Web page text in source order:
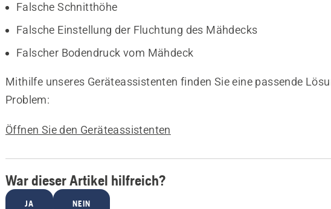
Falsche Schnitthöhe
Falsche Einstellung der Fluchtung des Mähdecks
Falscher Bodendruck vom Mähdeck
Mithilfe unseres Geräteassistenten finden Sie eine passende
Problem:
Öffnen Sie den Geräteassistenten
War dieser Artikel hilfreich?
JA NEIN